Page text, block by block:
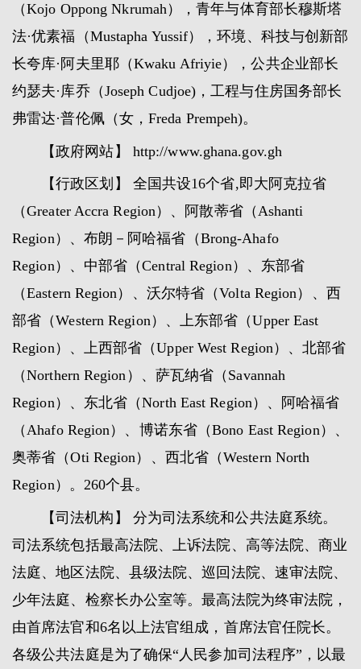
（Kojo Oppong Nkrumah），青年与体育部长穆斯塔
法·优素福（Mustapha Yussif），环境、科技与创新部
长夸库·阿夫里耶（Kwaku Afriyie），公共企业部长
约瑟夫·库乔（Joseph Cudjoe)，工程与住房国务部长
弗雷达·普伦佩（女，Freda Prempeh)。
【政府网站】 http://www.ghana.gov.gh
【行政区划】 全国共设16个省,即大阿克拉省
（Greater Accra Region）、阿散蒂省（Ashanti
Region）、布朗－阿哈福省（Brong-Ahafo
Region）、中部省（Central Region）、东部省
（Eastern Region）、沃尔特省（Volta Region）、西
部省（Western Region）、上东部省（Upper East
Region）、上西部省（Upper West Region）、北部省
（Northern Region）、萨瓦纳省（Savannah
Region）、东北省（North East Region）、阿哈福省
（Ahafo Region）、博诺东省（Bono East Region）、
奥蒂省（Oti Region）、西北省（Western North
Region）。260个县。
【司法机构】 分为司法系统和公共法庭系统。
司法系统包括最高法院、上诉法院、高等法院、商业
法庭、地区法院、县级法院、巡回法院、速审法院、
少年法庭、检察长办公室等。最高法院为终审法院，
由首席法官和6名以上法官组成，首席法官任院长。
各级公共法庭是为了确保“人民参加司法程序”，以最